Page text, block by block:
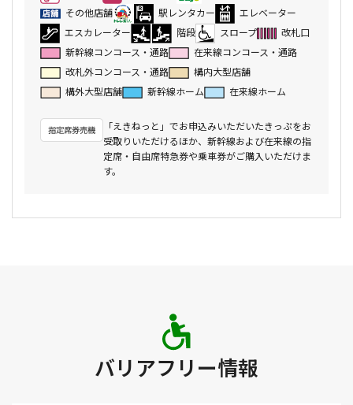
その他店舗
駅レンタカー
エレベーター
エスカレーター
階段 スロープ
改札口
新幹線コンコース・通路
在来線コンコース・通路
改札外コンコース・通路
構内大型店舗
構外大型店舗
新幹線ホーム 在来線ホーム
「えきねっと」でお申込みいただいたきっぷをお
受取りいただけるほか、新幹線および在来線の指
定席・自由席特急券や乗車券がご購入いただけま
す。
バリアフリー情報